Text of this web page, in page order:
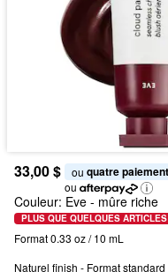
33,00 $ ou quatre
ou
Couleur: Eve - mûre riche
PLUS QUE QUELQUES
Format 0.33 oz / 10 mL
Naturel finish - Format standard